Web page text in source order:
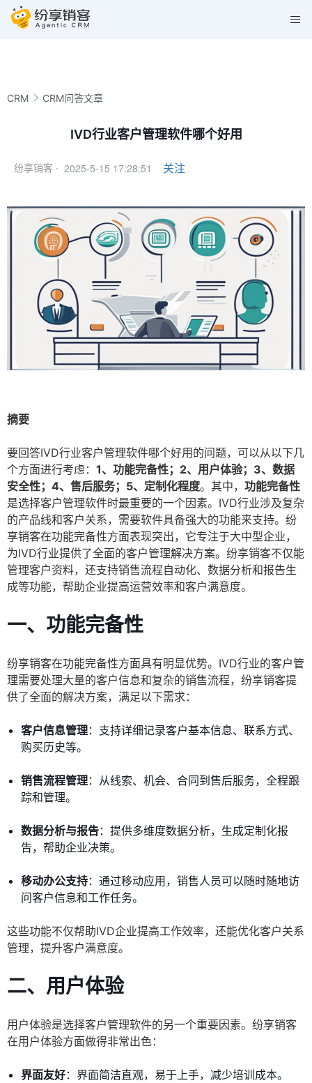
CRM CRM问答文章
IVD行业客户管理软件哪个好用
纷享销客 · 2025-5-15 17:28:51 关注
摘要
要回答IVD行业客户管理软件哪个好用的问题，可以从以下几
个方面进行考虑： 1、功能完备性；2、用户体验；3、数据
安全性；4、售后服务；5、定制化程度。其中， 功能完备性
是选择客户管理软件时最重要的一个因素。IVD行业涉及复杂
的产品线和客户关系，需要软件具备强大的功能来支持。纷
享销客在功能完备性方面表现突出，它专注于大中型企业，
为IVD行业提供了全面的客户管理解决方案。纷享销客不仅能
管理客户资料，还支持销售流程自动化、数据分析和报告生
成等功能，帮助企业提高运营效率和客户满意度。
一、功能完备性
纷享销客在功能完备性方面具有明显优势。IVD行业的客户管
理需要处理大量的客户信息和复杂的销售流程，纷享销客提
供了全面的解决方案，满足以下需求：
客户信息管理：支持详细记录客户基本信息、联系方式、
购买历史等。
销售流程管理：从线索、机会、合同到售后服务，全程跟
踪和管理。
数据分析与报告：提供多维度数据分析，生成定制化报
告，帮助企业决策。
移动办公支持：通过移动应用，销售人员可以随时随地访
问客户信息和工作任务。
这些功能不仅帮助IVD企业提高工作效率，还能优化客户关系
管理，提升客户满意度。
二、用户体验
用户体验是选择客户管理软件的另一个重要因素。纷享销客
在用户体验方面做得非常出色：
界面友好：界面简洁直观，易于上手，减少培训成本。